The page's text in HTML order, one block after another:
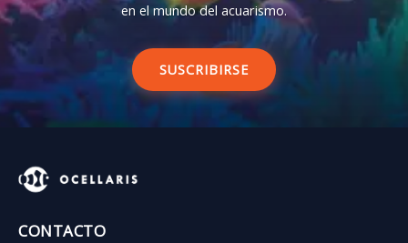
en el mundo del acuarismo.
SUSCRIBIRSE
CONTACTO